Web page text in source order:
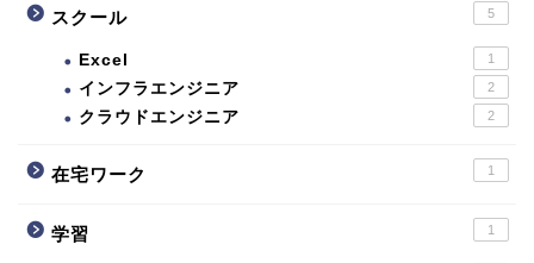
スクール 5
Excel 1
インフラエンジニア 2
クラウドエンジニア 2
在宅ワーク 1
学習 1